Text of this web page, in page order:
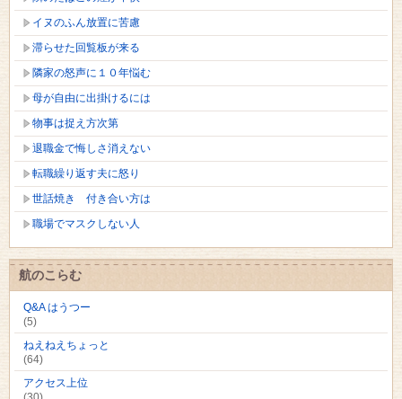
イヌのふん放置に苦慮
滞らせた回覧板が来る
隣家の怒声に１０年悩む
母が自由に出掛けるには
物事は捉え方次第
退職金で悔しさ消えない
転職繰り返す夫に怒り
世話焼き 付き合い方は
職場でマスクしない人
航のこらむ
Q&A はうつー
(5)
ねえねえちょっと
(64)
アクセス上位